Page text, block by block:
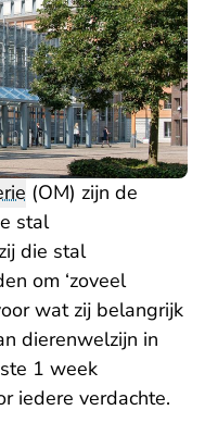
(OM) zijn de
stal
die stal
om ‘zoveel
wat zij belangrijk
dierenwelzijn in
1 week
iedere verdachte.